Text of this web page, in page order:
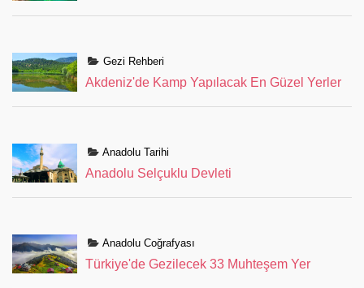
Gezi Rehberi
Akdeniz'de Kamp Yapılacak En Güzel Yerler
Anadolu Tarihi
Anadolu Selçuklu Devleti
Anadolu Coğrafyası
Türkiye'de Gezilecek 33 Muhteşem Yer